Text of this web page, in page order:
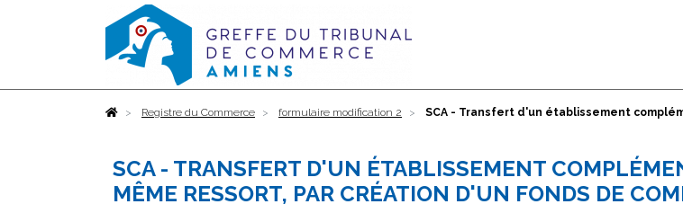
AccueilRegistre du Commerce formulaire modification 2 SCA - Transfert d'un établissement
SCA - TRANSFERT D'UN ÉTABLISSEMENT
MÊME RESSORT, PAR CRÉATION D'UN FONDS DE